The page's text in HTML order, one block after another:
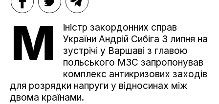
М
іністр закордонних справ
України Андрій Сибіга 3 липня на
зустрічі у Варшаві з главою
польського МЗС запропонував
комплекс антикризових заходів
для розрядки напруги у відносинах між
двома країнами.